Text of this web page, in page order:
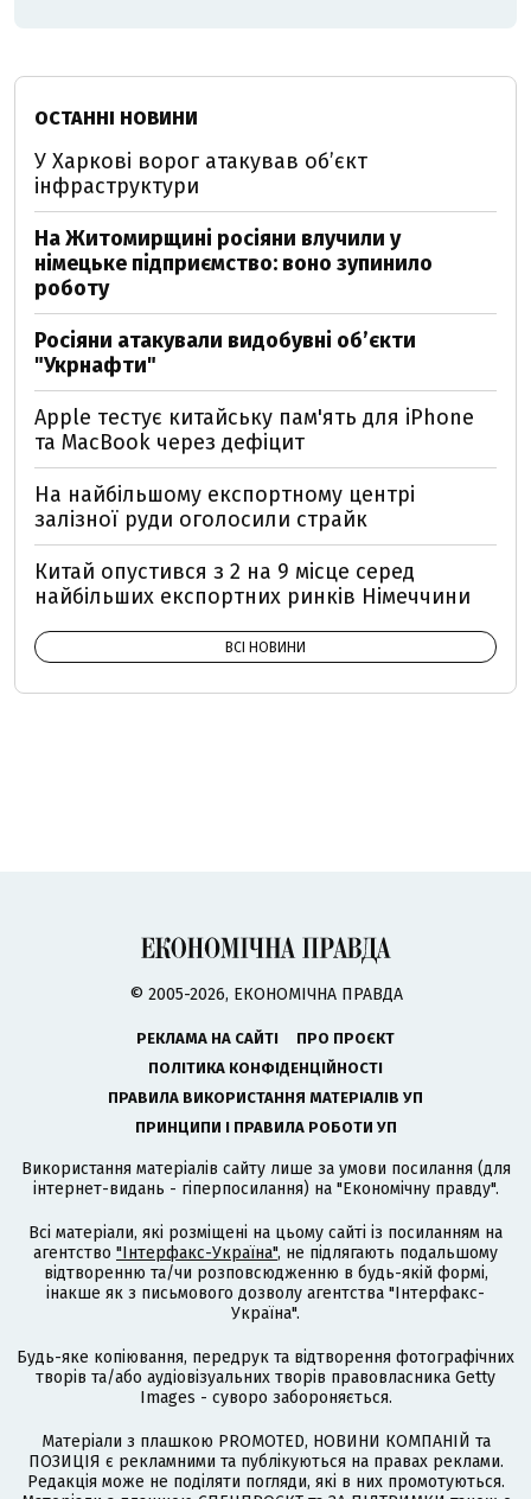
ОСТАННІ НОВИНИ
У Харкові ворог атакував обʼєкт
інфраструктури
На Житомирщині росіяни влучили у
німецьке підприємство: воно зупинило
роботу
Росіяни атакували видобувні обʼєкти
"Укрнафти"
Apple тестує китайську пам'ять для iPhone
та MacBook через дефіцит
На найбільшому експортному центрі
залізної руди оголосили страйк
Китай опустився з 2 на 9 місце серед
найбільших експортних ринків Німеччини
ВСІ НОВИНИ
© 2005-2026, ЕКОНОМІЧНА ПРАВДА
РЕКЛАМА НА САЙТІ
ПРО ПРОЄКТ
ПОЛІТИКА КОНФІДЕНЦІЙНОСТІ
ПРАВИЛА ВИКОРИСТАННЯ МАТЕРІАЛІВ УП
ПРИНЦИПИ І ПРАВИЛА РОБОТИ УП
Використання матеріалів сайту лише за умови посилання (для
інтернет-видань - гіперпосилання) на "Економічну правду".
Всі матеріали, які розміщені на цьому сайті із посиланням на
агентство "Інтерфакс-Україна", не підлягають подальшому
відтворенню та/чи розповсюдженню в будь-якій формі,
інакше як з письмового дозволу агентства "Інтерфакс-
Україна".
Будь-яке копіювання, передрук та відтворення фотографічних
творів та/або аудіовізуальних творів правовласника Getty
Images - суворо забороняється.
Матеріали з плашкою PROMOTED, НОВИНИ КОМПАНІЙ та
ПОЗИЦІЯ є рекламними та публікуються на правах реклами.
Редакція може не поділяти погляди, які в них промотуються.